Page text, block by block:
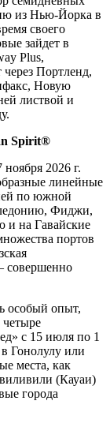
из Нью-Йорка в
своего
зайдет в
Plus,
Портленд,
Новую
листвой и
Spirit®
2026 г.
линейные
по южной
Фиджи,
и на Гавайские
портов
совершенно
особый опыт,
с 15 июля по 1
Гонолулу или
места, как
(Кауаи)
города